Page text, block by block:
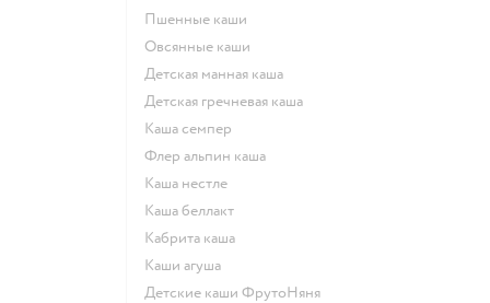
Пшенные каши
овсянные каши
детская манная каша
детская гречневая каша
каша семпер
флер альпин каша
каша нестле
каша беллакт
кабрита каша
каши агуша
Детские каши ФрутоНяня